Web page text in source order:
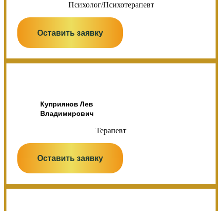
Психолог/Психотерапевт
Оставить заявку
Куприянов Лев
Владимирович
Терапевт
Оставить заявку